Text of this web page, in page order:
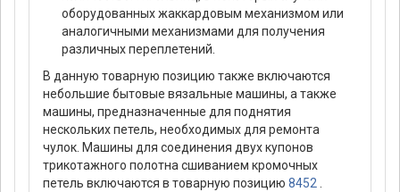
оборудованных жаккардовым механизмом или
аналогичными механизмами для получения
различных переплетений.
В данную товарную позицию также включаются
небольшие бытовые вязальные машины, а также
машины, предназначенные для поднятия
нескольких петель, необходимых для ремонта
чулок. Машины для соединения двух купонов
трикотажного полотна сшиванием кромочных
петель включаются в товарную позицию 8452